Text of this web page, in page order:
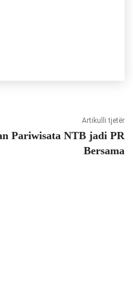
Artikulli tjetër
Pariwisata NTB jadi PR
Bersama